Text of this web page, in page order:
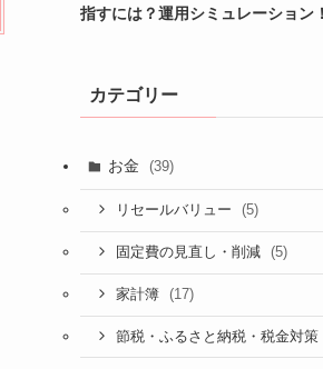
指すには？運用シミュレーション！
カテゴリー
お金 (39)
リセールバリュー (5)
固定費の見直し・削減 (5)
家計簿 (17)
節税・ふるさと納税・税金対策